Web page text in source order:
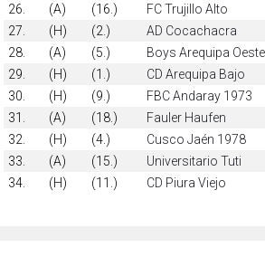
26.
(A) (16.) FC Trujillo Alto
27.
(H) (2.) AD Cocachacra
28.
(A) (5.) Boys Arequipa Oeste
29.
(H) (1.) CD Arequipa Bajo
30.
(H) (9.) FBC Andaray 1973
31.
(A) (18.) Fauler Haufen
32.
(H) (4.) Cusco Jaén 1978
33.
(A) (15.) Universitario Tuti
34.
(H) (11.) CD Piura Viejo